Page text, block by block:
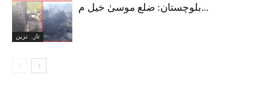
تازہ ترین
بلوچستان: ضلع موسیٰ خیل م...